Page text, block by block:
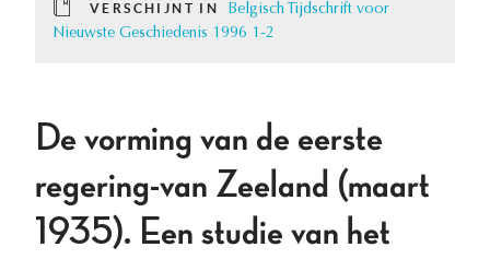
VERSCHIJNT IN
Belgisch Tijdschrift voor
Nieuwste Geschiedenis 1996 1-2
De vorming van de eerste
regering-van Zeeland (maart
1935). Een studie van het